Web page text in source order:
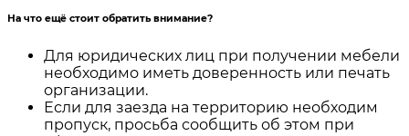
На что ещё стоит обратить внимание?
Для юридических лиц при получении мебели
необходимо иметь доверенность или печать
организации.
Если для заезда на территорию необходим
пропуск, просьба сообщить об этом при